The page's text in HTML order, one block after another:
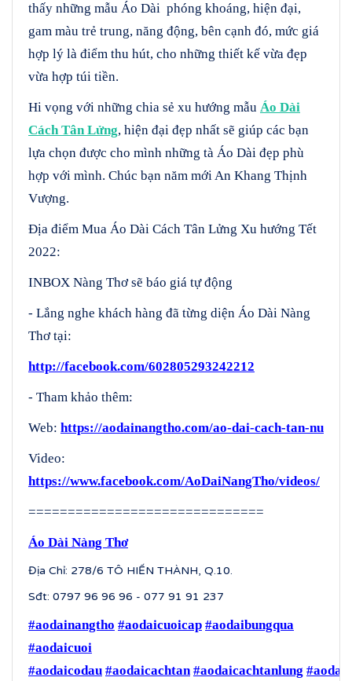
thấy những mẫu Áo Dài phóng khoáng, hiện đại,
gam màu trẻ trung, năng động, bên cạnh đó, mức giá
hợp lý là điểm thu hút, cho những thiết kế vừa đẹp
vừa hợp túi tiền.
Hi vọng với những chia sẻ xu hướng mẫu Áo Dài
Cách Tân Lửng, hiện đại đẹp nhất sẽ giúp các bạn
lựa chọn được cho mình những tà Áo Dài đẹp phù
hợp với mình. Chúc bạn năm mới An Khang Thịnh
Vượng.
Địa điểm Mua Áo Dài Cách Tân Lửng Xu hướng Tết
2022:
INBOX Nàng Thơ sẽ báo giá tự động
- Lắng nghe khách hàng đã từng diện Áo Dài Nàng
Thơ tại:
http://facebook.com/602805293242212
- Tham khảo thêm:
Web: https://aodainangtho.com/ao-dai-cach-tan-nu
Video:
https://www.facebook.com/AoDaiNangTho/videos/
==============================
Áo Dài Nàng Thơ
Địa Chỉ: 278/6 TÔ HIẾN THÀNH, Q.10.
Sđt: 0797 96 96 96 - 077 91 91 237
#aodainangtho #aodaicuoicap #aodaibungqua
#aodaicuoi
#aodaicodau #aodaicachtan #aodaicachtanlung